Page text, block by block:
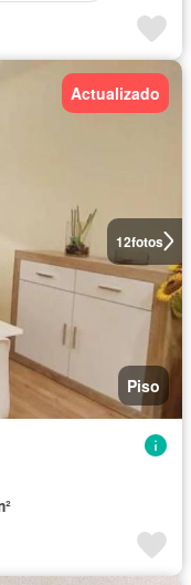
12fotos
Actualizado
Piso